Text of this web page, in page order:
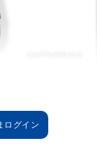
は少し戦う姿